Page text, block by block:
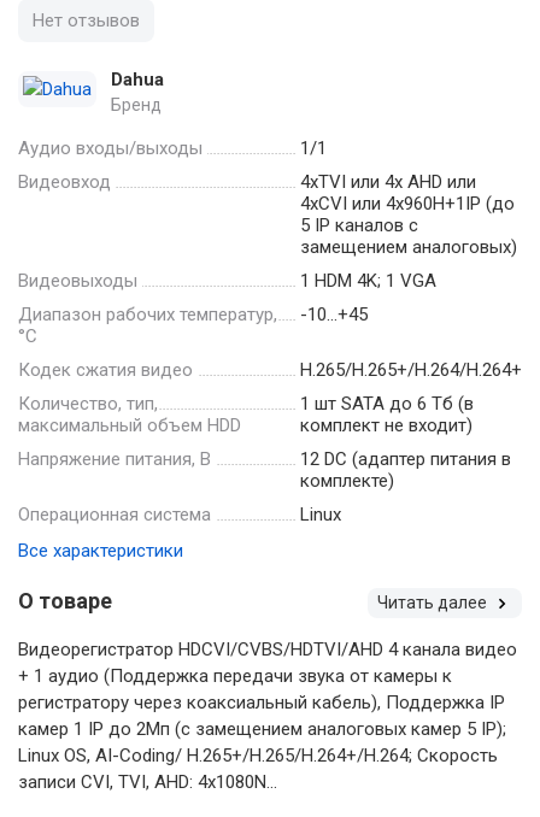
Нет отзывов
Dahua
Бренд
Аудио входы/выходы
1/1
Видеовход
4xTVI или 4х AHD или
4xCVI или 4х960H+1IP (до
5 IP каналов с
замещением аналоговых)
Видеовыходы
1 HDM 4K; 1 VGA
Диапазон рабочих температур,
°С
-10…+45
Кодек сжатия видео
H.265/H.265+/H.264/H.264+
Количество, тип,
максимальный объем HDD
1 шт SATA до 6 Тб (в
комплект не входит)
Напряжение питания, В
12 DC (адаптер питания в
комплекте)
Операционная система
Linux
Все характеристики
О товаре Читать далее
Видеорегистратор HDCVI/CVBS/HDTVI/AHD 4 канала видео
+ 1 аудио (Поддержка передачи звука от камеры к
регистратору через коаксиальный кабель), Поддержка IP
камер 1 IP до 2Мп (с замещением аналоговых камер 5 IP);
Linux OS, AI-Coding/ H.265+/H.265/H.264+/H.264; Скорость
записи CVI, TVI, AHD: 4х1080N...